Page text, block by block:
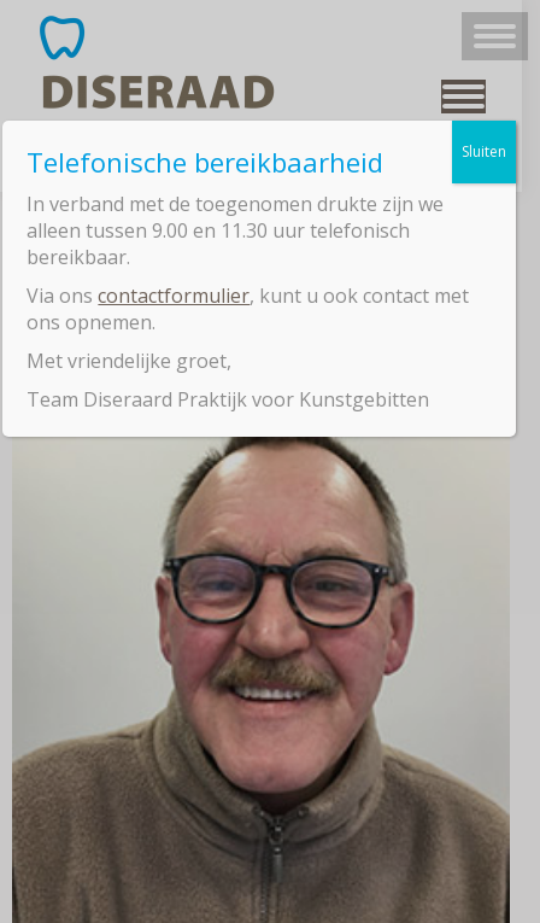
Harry Hartman
Telefonische bereikbaarheid
In verband met de toegenomen drukte zijn we
alleen tussen 9.00 en 11.30 uur telefonisch
bereikbaar.
Via onscontactformulier, kunt u ook contact met
ons opnemen.
Met vriendelijke groet,
Team Diseraard Praktijk voor Kunstgebitten
Sluiten